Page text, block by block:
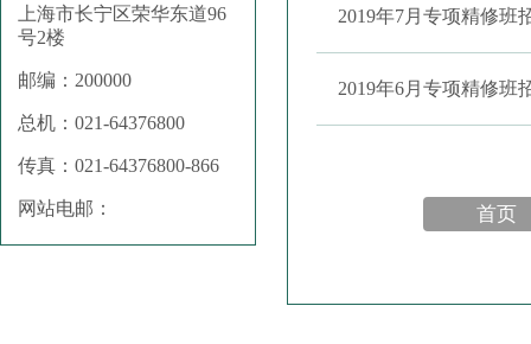
上海市长宁区荣华东道96
号2楼
邮编：200000
总机：021-64376800
传真：021-64376800-866
网站电邮：
2019年7月专项精修班
2019年6月专项精修班
首页